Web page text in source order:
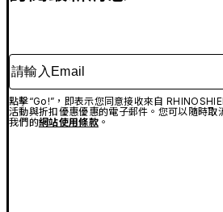
請輸入Email
點擊“Go!”，即表示您同意接收來自
活動與折扣優惠優惠的電子郵件。您可以隨時取
我們的網站使用條款。